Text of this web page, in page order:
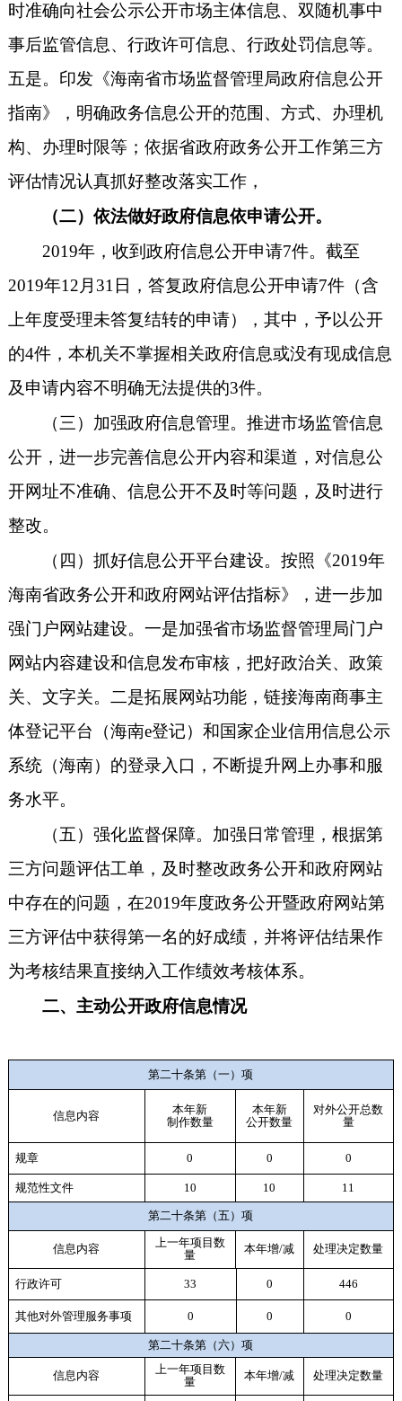
时准确向社会公示公开市场主体信息、双随机事中
事后监管信息、行政许可信息、行政处罚信息等。
五是。印发《海南省市场监督管理局政府信息公开
指南》，明确政务信息公开的范围、方式、办理机
构、办理时限等；依据省政府政务公开工作第三方
评估情况认真抓好整改落实工作，
（二）依法做好政府信息依申请公开。
2019年，收到政府信息公开申请7件。截至
2019年12月31日，答复政府信息公开申请7件（含
上年度受理未答复结转的申请），其中，予以公开
的4件，本机关不掌握相关政府信息或没有现成信息
及申请内容不明确无法提供的3件。
（三）加强政府信息管理。推进市场监管信息
公开，进一步完善信息公开内容和渠道，对信息公
开网址不准确、信息公开不及时等问题，及时进行
整改。
（四）抓好信息公开平台建设。按照《2019年
海南省政务公开和政府网站评估指标》，进一步加
强门户网站建设。一是加强省市场监督管理局门户
网站内容建设和信息发布审核，把好政治关、政策
关、文字关。二是拓展网站功能，链接海南商事主
体登记平台（海南e登记）和国家企业信用信息公示
系统（海南）的登录入口，不断提升网上办事和服
务水平。
（五）强化监督保障。加强日常管理，根据第
三方问题评估工单，及时整改政务公开和政府网站
中存在的问题，在2019年度政务公开暨政府网站第
三方评估中获得第一名的好成绩，并将评估结果作
为考核结果直接纳入工作绩效考核体系。
二、主动公开政府信息情况
第二十条第（一）项
信息内容
本年新
制作数量
本年新
公开数量
对外公开总数
量
规章 0 0 0
规范性文件 10 10 11
第二十条第（五）项
信息内容
上一年项目数
量
本年增/减 处理决定数量
行政许可 33 0 446
其他对外管理服务事项 0 0 0
第二十条第（六）项
信息内容
上一年项目数
量
本年增/减 处理决定数量